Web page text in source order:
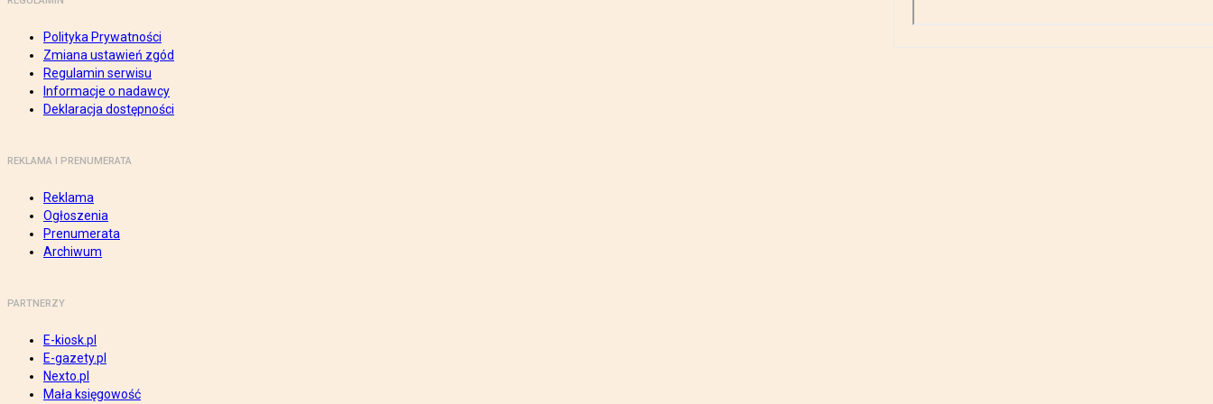
Polityka Prywatności
Zmiana ustawień zgód
Regulamin serwisu
Informacje o nadawcy
Deklaracja dostępności
REKLAMA I PRENUMERATA
Reklama
Ogłoszenia
Prenumerata
Archiwum
PARTNERZY
E-kiosk.pl
E-gazety.pl
Nexto.pl
Mała księgowość